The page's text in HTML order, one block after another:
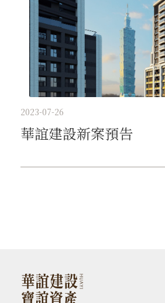
2023-07-26
華誼建設新案預告